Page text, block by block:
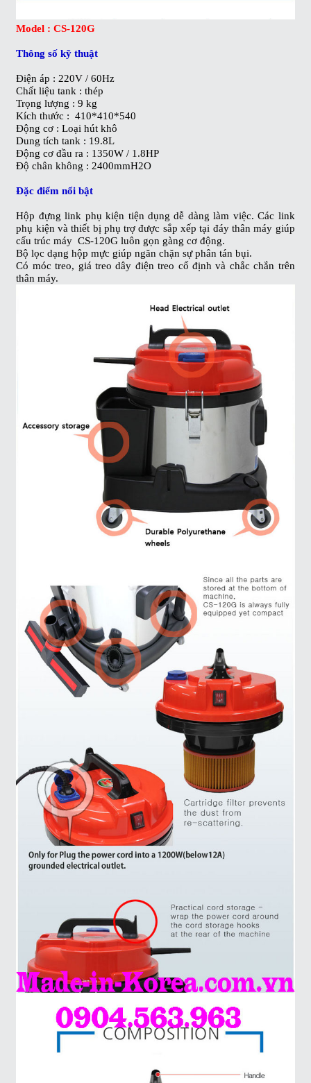
Model : CS-120G
Thông số kỹ thuật
Điện áp : 220V / 60Hz
Chất liệu tank : thép
Trọng lượng : 9 kg
Kích thước : 410*410*540
Động cơ : Loại hút khô
Dung tích tank : 19.8L
Động cơ đầu ra : 1350W / 1.8HP
Độ chân không : 2400mmH2O
Đặc điểm nổi bật
Hộp đựng link phụ kiện tiện dụng dễ dàng làm việc. Các link
phụ kiện và thiết bị phụ trợ được sắp xếp tại đáy thân máy giúp
cấu trúc máy CS-120G luôn gọn gàng cơ động.
Bộ lọc dạng hộp mực giúp ngăn chặn sự phân tán bụi.
Có móc treo, giá treo dây điện treo cố định và chắc chắn trên
thân máy.